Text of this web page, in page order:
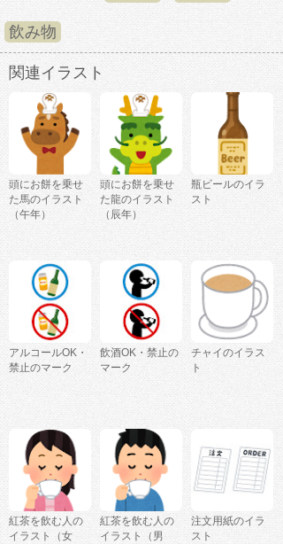
飲み物
関連イラスト
頭にお餅を乗せ
た馬のイラスト
（午年）
頭にお餅を乗せ
た龍のイラスト
（辰年）
瓶ビールのイラ
スト
アルコールOK・
禁止のマーク
飲酒OK・禁止の
マーク
チャイのイラス
ト
紅茶を飲む人の
イラスト（女
紅茶を飲む人の
イラスト（男
注文用紙のイラ
スト